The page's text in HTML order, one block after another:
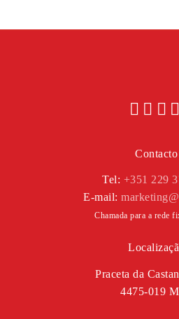
Contacto
Tel: +351 229
E-mail:
Chamada para a rede
Praceta da
4475-019